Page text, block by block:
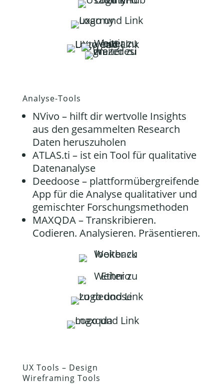
Analyse-Tools
NVivo – hilft dir wertvolle Insights
aus den gesammelten Research
Daten heruszuholen
ATLAS.ti – ist ein Tool für qualitative
Datenanalyse
Deedoose– plattformübergreifende
App für die Analyse qualitativer und
gemischter Forschungsmethoden
MAXQDA– Transkribieren.
Codieren. Analysieren. Präsentieren.
UX Tools – Design
Wireframing Tools